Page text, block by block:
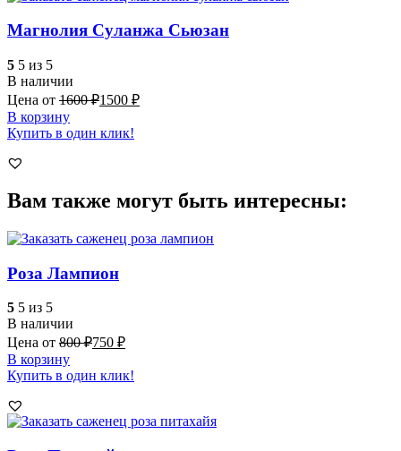
Магнолия Суланжа Сьюзан
5 5 из 5
В наличии
Цена от 1600₽1500 ₽
В корзину
Купить в один клик!
Вам также могут быть интересны:
Роза Лампион
5 5 из 5
В наличии
Цена от 800₽750 ₽
В корзину
Купить в один клик!